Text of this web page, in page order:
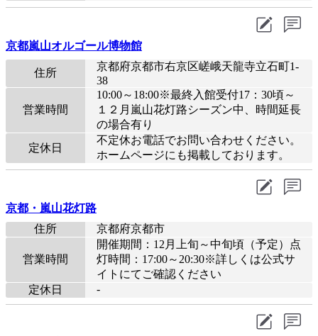
京都嵐山オルゴール博物館
住所
京都府京都市右京区嵯峨天龍寺立石町1-
38
営業時間
10:00～18:00※最終入館受付17：30頃～
１２月嵐山花灯路シーズン中、時間延長
の場合有り
定休日
不定休お電話でお問い合わせください。
ホームページにも掲載しております。
京都・嵐山花灯路
住所
京都府京都市
営業時間
開催期間：12月上旬～中旬頃（予定）点
灯時間：17:00～20:30※詳しくは公式サ
イトにてご確認ください
定休日
-